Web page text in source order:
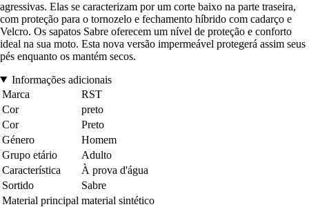
agressivas. Elas se caracterizam por um corte baixo na parte traseira,
com proteção para o tornozelo e fechamento híbrido com cadarço e
Velcro. Os sapatos Sabre oferecem um nível de proteção e conforto
ideal na sua moto. Esta nova versão impermeável protegerá assim seus
pés enquanto os mantém secos.
Informações adicionais
Marca
RST
Cor
preto
Cor
Preto
Género
Homem
Grupo etário
Adulto
Característica
À prova d'água
Sortido
Sabre
Material principal material sintético